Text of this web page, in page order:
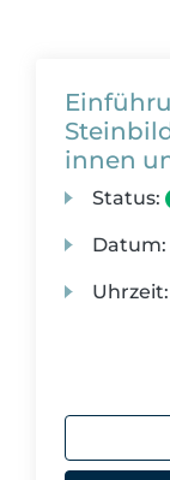
innen
Status:
Datum:
Uhrzeit: